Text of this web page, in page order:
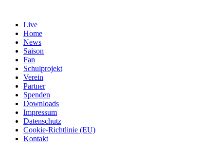
Live
Home
News
Saison
Fan
Schulprojekt
Verein
Partner
Spenden
Downloads
Impressum
Datenschutz
Cookie-Richtlinie (EU)
Kontakt